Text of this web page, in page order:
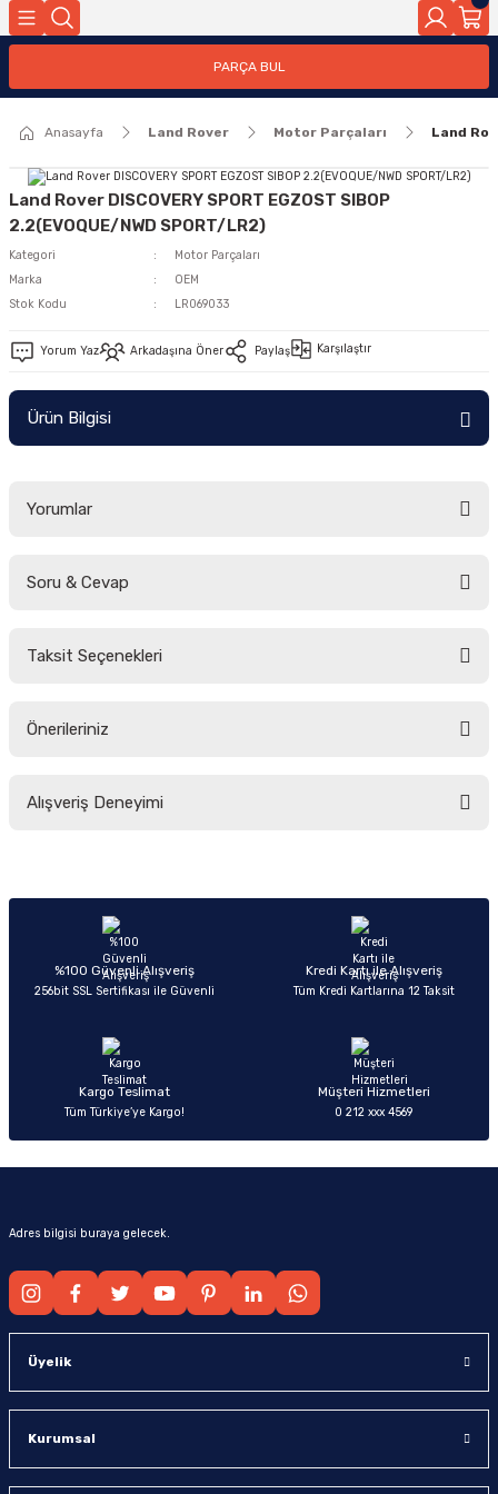
PARÇA BUL
Anasayfa Land Rover Motor Parçaları Land
Land Rover DISCOVERY SPORT EGZOST SIBOP
2.2(EVOQUE/NWD SPORT/LR2)
Kategori
Motor Parçaları
Marka
OEM
Stok Kodu
LR069033
Yorum Yaz Arkadaşına Öner Paylaş Karşılaştır
Ürün Bilgisi
Yorumlar
Soru & Cevap
Taksit Seçenekleri
Önerileriniz
yetersiz gördüğünüz noktaları öneri formunu kullanarak tarafımıza
Ürün açıklamasında eksik bilgiler bulunuyor.
Ürün bilgilerinde hatalar bulunuyor.
Ürün fiyatı diğer sitelerden daha pahalı.
Alışveriş Deneyimi
Sitemize ilk yorumu siz yapın!
%100 Güvenli Alışveriş
256bit SSL Sertifikası ile Güvenli
Kredi Kartı ile Alışveriş
Tüm Kredi Kartlarına 12 Taksit
Kargo Teslimat
Tüm Türkiye’ye Kargo!
Müşteri Hizmetleri
0 212 xxx 4569
Adres bilgisi buraya gelecek.
Üyelik
Kurumsal